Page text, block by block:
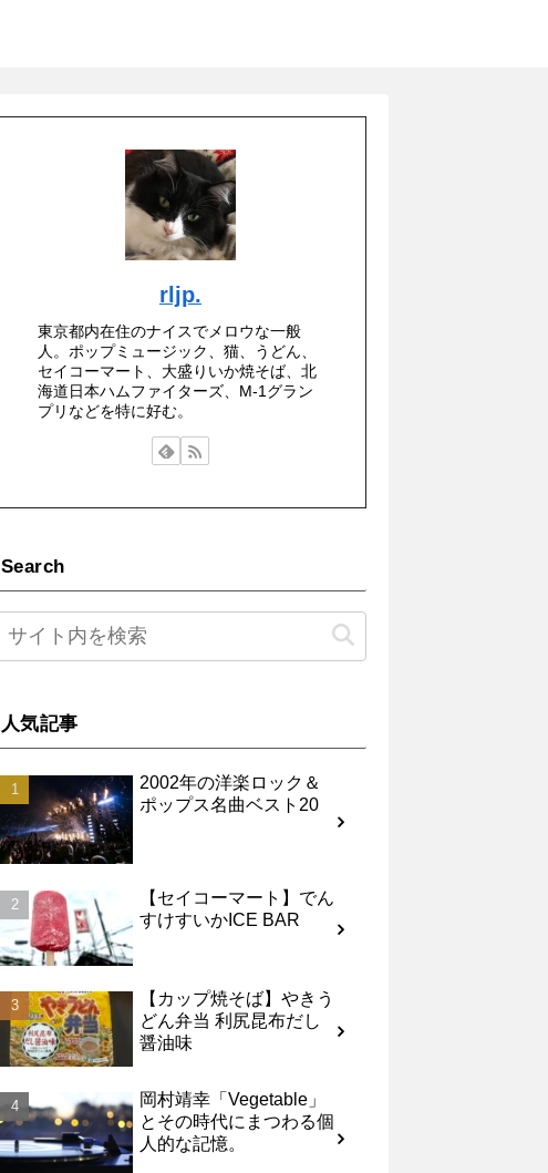
rljp.
東京都内在住のナイスでメロウな一般
人。ポップミュージック、猫、うどん、
セイコーマート、大盛りいか焼そば、北
海道日本ハムファイターズ、M-1グラン
プリなどを特に好む。
Search
人気記事
2002年の洋楽ロック＆
ポップス名曲ベスト20
【セイコーマート】でん
すけすいかICE BAR
【カップ焼そば】やきう
どん弁当 利尻昆布だし
醤油味
岡村靖幸「Vegetable」
とその時代にまつわる個
人的な記憶。